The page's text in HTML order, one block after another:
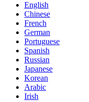
English
Chinese
French
German
Portuguese
Spanish
Russian
Japanese
Korean
Arabic
Irish